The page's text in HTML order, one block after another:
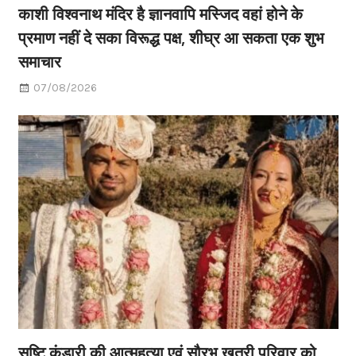
काशी विश्वनाथ मंदिर है ज्ञानवापि मस्जिद वहां होने के
प्रमाण नहीं दे सका विरूद्ध पक्ष, शीघ्र आ सकता एक शुभ
समाचार
07/08/2026